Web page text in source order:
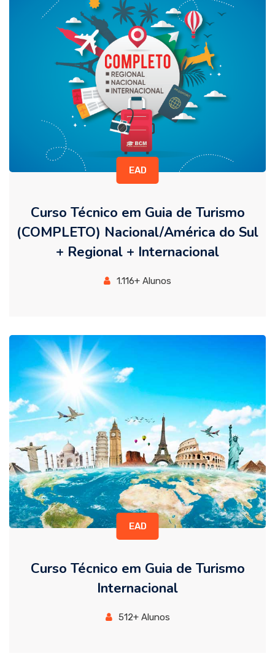
EAD
Curso Técnico em Guia de Turismo
(COMPLETO) Nacional/América do Sul
+ Regional + Internacional
1.116+ Alunos
EAD
Curso Técnico em Guia de Turismo
Internacional
512+ Alunos